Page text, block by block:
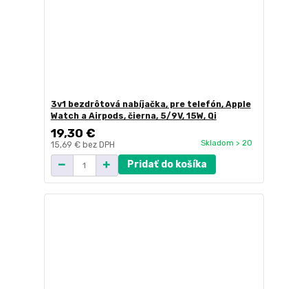
3v1 bezdrôtová nabíjačka, pre telefón, Apple
Watch a Airpods, čierna, 5/9V, 15W, Qi
19,30 €
15,69 € bez DPH Skladom > 20
Pridať do košíka